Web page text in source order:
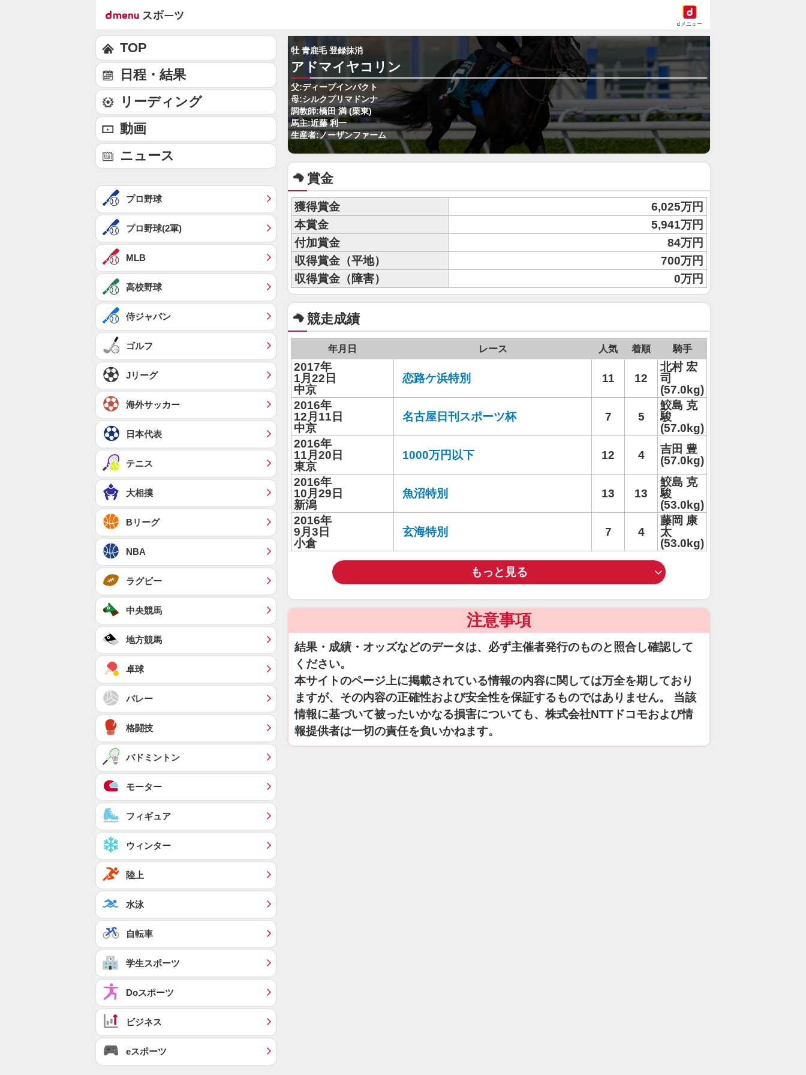
dメニュー
牡 青鹿毛 登録抹消
アドマイヤコリン
父:ディープインパクト
母:シルクプリマドンナ
調教師:橋田 満 (栗東)
馬主:近藤 利一
生産者:ノーザンファーム
賞金
獲得賞金
6,025万円
本賞金
5,941万円
付加賞金
84万円
収得賞金（平地）
700万円
収得賞金（障害）
0万円
競走成績
年月日 レース 人気 着順 騎手
2017年
1月22日
中京
恋路ケ浜特別 11 12
北村 宏
司
(57.0kg)
2016年
12月11日
中京
名古屋日刊スポーツ杯 7 5
鮫島 克
駿
(57.0kg)
2016年
11月20日
東京
1000万円以下 12 4
吉田 豊
(57.0kg)
2016年
10月29日
新潟
魚沼特別 13 13
鮫島 克
駿
(53.0kg)
2016年
9月3日
小倉
玄海特別 7 4
藤岡 康
太
(53.0kg)
もっと見る
注意事項
結果・成績・オッズなどのデータは、必ず主催者発行のものと照合し確認して
ください。
本サイトのページ上に掲載されている情報の内容に関しては万全を期しており
ますが、その内容の正確性および安全性を保証するものではありません。 当該
情報に基づいて被ったいかなる損害についても、株式会社NTTドコモおよび情
報提供者は一切の責任を負いかねます。
TOP
日程・結果
リーディング
動画
ニュース
プロ野球
プロ野球(2軍)
MLB
高校野球
侍ジャパン
ゴルフ
Jリーグ
海外サッカー
日本代表
テニス
大相撲
Bリーグ
NBA
ラグビー
中央競馬
地方競馬
卓球
バレー
格闘技
バドミントン
モーター
フィギュア
ウィンター
陸上
水泳
自転車
学生スポーツ
Doスポーツ
ビジネス
eスポーツ